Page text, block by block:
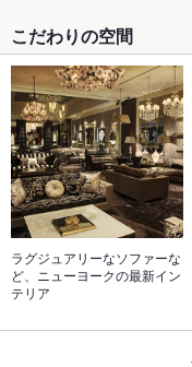
こだわりの空間
ラグジュアリーなソファーな
ど、ニューヨークの最新イン
テリア